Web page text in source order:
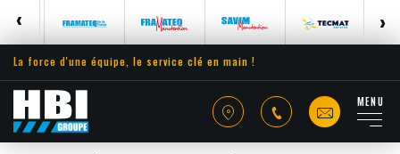
La force d'une équipe, le service clé en main !
MENU